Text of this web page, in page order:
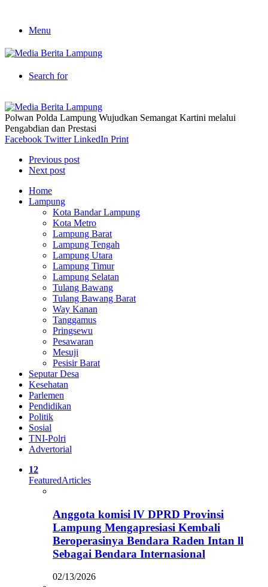
Menu
Search for
Polwan Polda Lampung Wujudkan Semangat Kartini melalui
Pengabdian dan Prestasi
Facebook Twitter LinkedIn Print
Previous post
Next post
Home
Lampung
Kota Bandar Lampung
Kota Metro
Lampung Barat
Lampung Tengah
Lampung Utara
Lampung Timur
Lampung Selatan
Tulang Bawang
Tulang Bawang Barat
Way Kanan
Tanggamus
Pringsewu
Pesawaran
Mesuji
Pesisir Barat
Seputar Desa
Kesehatan
Parlemen
Pendidikan
Politik
Sosial
TNI-Polri
Advertorial
12
FeaturedArticles
Anggota komisi lV DPRD Provinsi
Lampung Mengapresiasi Kembali
Beroperasinya Bendara Raden Intan ll
Sebagai Bendara Internasional
02/13/2026